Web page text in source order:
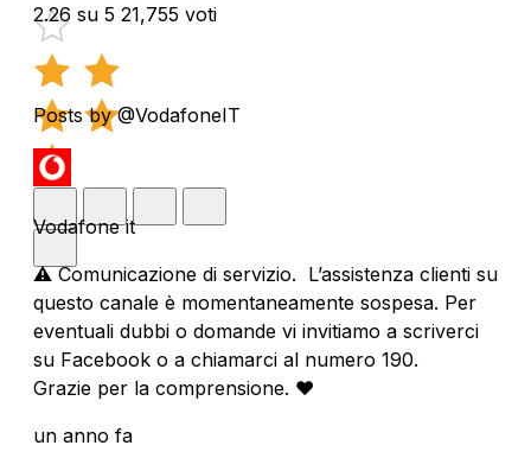
2.26 su 5 21,755 voti
Posts by @VodafoneIT
Vodafone it
⚠️ Comunicazione di servizio. L’assistenza clienti su
questo canale è momentaneamente sospesa. Per
eventuali dubbi o domande vi invitiamo a scriverci
su Facebook o a chiamarci al numero 190.
Grazie per la comprensione. ❤️
un anno fa